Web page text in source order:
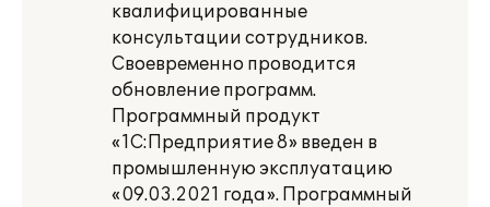
квалифицированные
консультации сотрудников.
Своевременно проводится
обновление программ.
Программный продукт
«1С:Предприятие 8» введен в
промышленную эксплуатацию
«09.03.2021 года». Программный